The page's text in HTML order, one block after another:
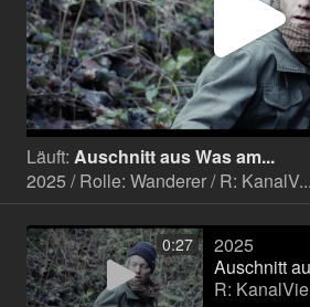
Läuft: Auschnitt aus Was am...
2025 / Rolle: Wanderer / R: KanalV...
0:27
2025